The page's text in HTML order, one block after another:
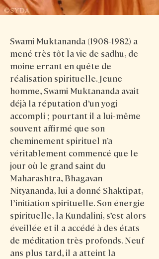
Swami Muktananda (1908-1982) a
mené très tôt la vie de sadhu, de
moine errant en quête de
réalisation spirituelle. Jeune
homme, Swami Muktananda avait
déjà la réputation d’un yogi
accompli ; pourtant il a lui-même
souvent affirmé que son
cheminement spirituel n’a
véritablement commencé que le
jour où le grand saint du
Maharashtra, Bhagavan
Nityananda, lui a donné Shaktipat,
l’initiation spirituelle. Son énergie
spirituelle, la Kundalini, s’est alors
éveillée et il a accédé à des états
de méditation très profonds. Neuf
ans plus tard, il a atteint la